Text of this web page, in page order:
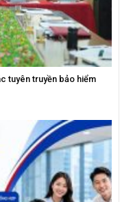
tuyên truyền bảo hiểm